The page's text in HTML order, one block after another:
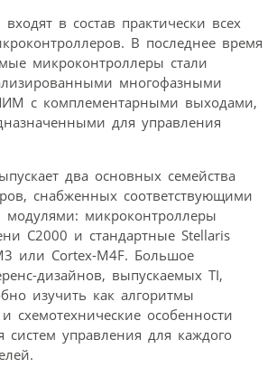
в состав практически всех
В последнее время
микроконтроллеры стали
многофазными
с комплементарными выходами,
для управления
два основных семейства
снабженных соответствующими
микроконтроллеры
C2000 и стандартные Stellaris
или Cortex-M4F. Большое
дизайнов, выпускаемых TI,
изучить как алгоритмы
схемотехнические особенности
систем управления для каждого